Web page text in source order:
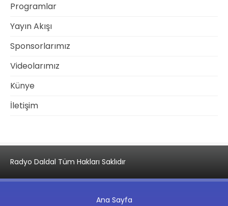
Programlar
Yayın Akışı
Sponsorlarımız
Videolarımız
Künye
İletişim
Radyo Daldal Tüm Hakları Saklıdır
Ana Sayfa